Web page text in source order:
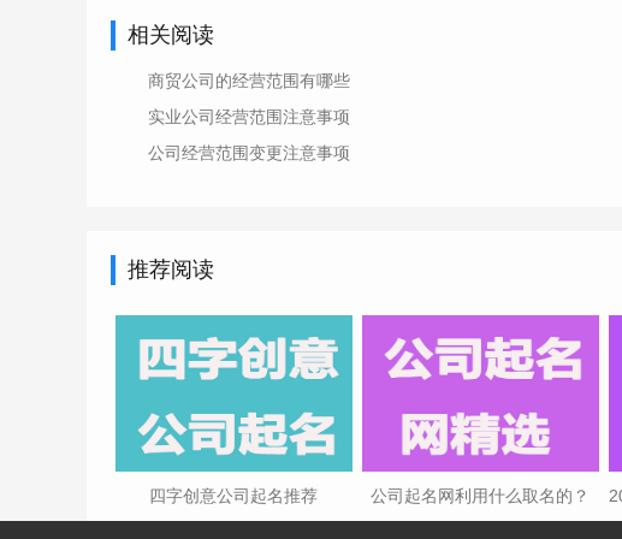
相关阅读
商贸公司的经营范围有哪些
实业公司经营范围注意事项
公司经营范围变更注意事项
推荐阅读
四字创意公司起名推荐 公司起名网利用什么取名的？